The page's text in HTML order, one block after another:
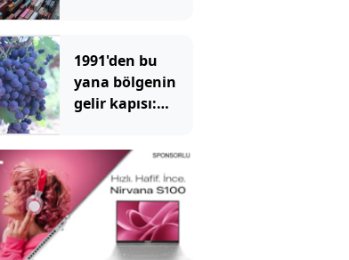
haritasını
çıkardı
1991'den bu
yana bölgenin
gelir kapısı:
İlkeren'de
sezonun İlk
bağları bozuldu